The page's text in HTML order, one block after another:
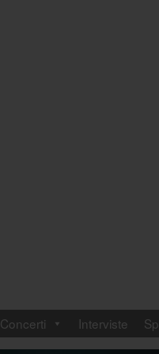
Concerti Interviste